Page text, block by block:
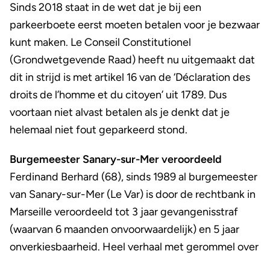
Sinds 2018 staat in de wet dat je bij een
parkeerboete eerst moeten betalen voor je bezwaar
kunt maken. Le Conseil Constitutionel
(Grondwetgevende Raad) heeft nu uitgemaakt dat
dit in strijd is met artikel 16 van de ‘Déclaration des
droits de l’homme et du citoyen’ uit 1789. Dus
voortaan niet alvast betalen als je denkt dat je
helemaal niet fout geparkeerd stond.
Burgemeester Sanary-sur-Mer veroordeeld
Ferdinand Berhard (68), sinds 1989 al burgemeester
van Sanary-sur-Mer (Le Var) is door de rechtbank in
Marseille veroordeeld tot 3 jaar gevangenisstraf
(waarvan 6 maanden onvoorwaardelijk) en 5 jaar
onverkiesbaarheid. Heel verhaal met gerommel over